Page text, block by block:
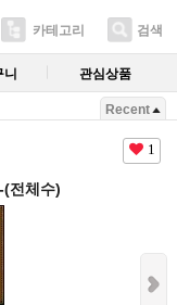
카테고리 검색
니 관심상품
Recent
1
(전체수)